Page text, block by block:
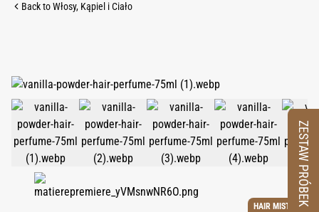
Back to Włosy, Kąpiel i Ciało
HAIR MIST ZESTAW PRÓBEK